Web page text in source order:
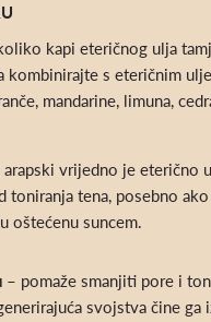
kapi eteričnog ulja
kombinirajte s eteričnim
mandarine, limuna,
arapski vrijedno je eterično
toniranja tena, posebno
oštećenu suncem.
– pomaže smanjiti pore i
svojstva čine ga